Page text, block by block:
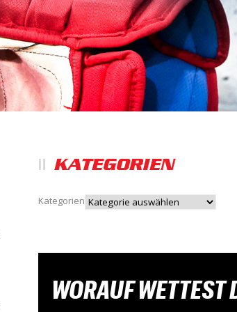
KATEGORIEN
Kategorien